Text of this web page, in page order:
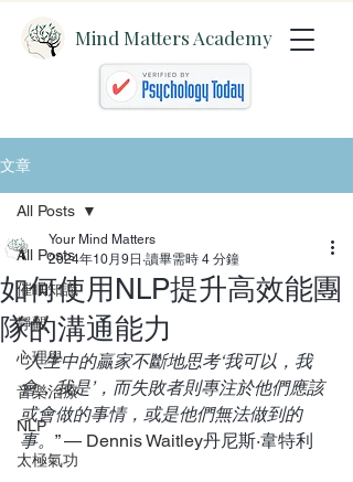
Mind Matters Academy
文章
All Posts
催眠知識
靜觀
心理學
音樂治療
NLP
太極氣功
All Posts
如何使用NLP提升高效能團
隊的溝通能力
Your Mind Matters
2024年10月9日 讀畢需時 4 分鐘
“人生中的贏家不斷地思考‘我可以，我
會，我是’，而失敗者則專注於他們應該
或會做的事情，或是他們無法做到的
事。 ” — Dennis Waitley丹尼斯·韋特利